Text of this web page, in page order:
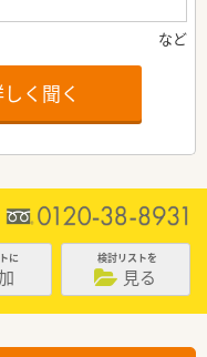
く聞く
に 検討リストを
見る